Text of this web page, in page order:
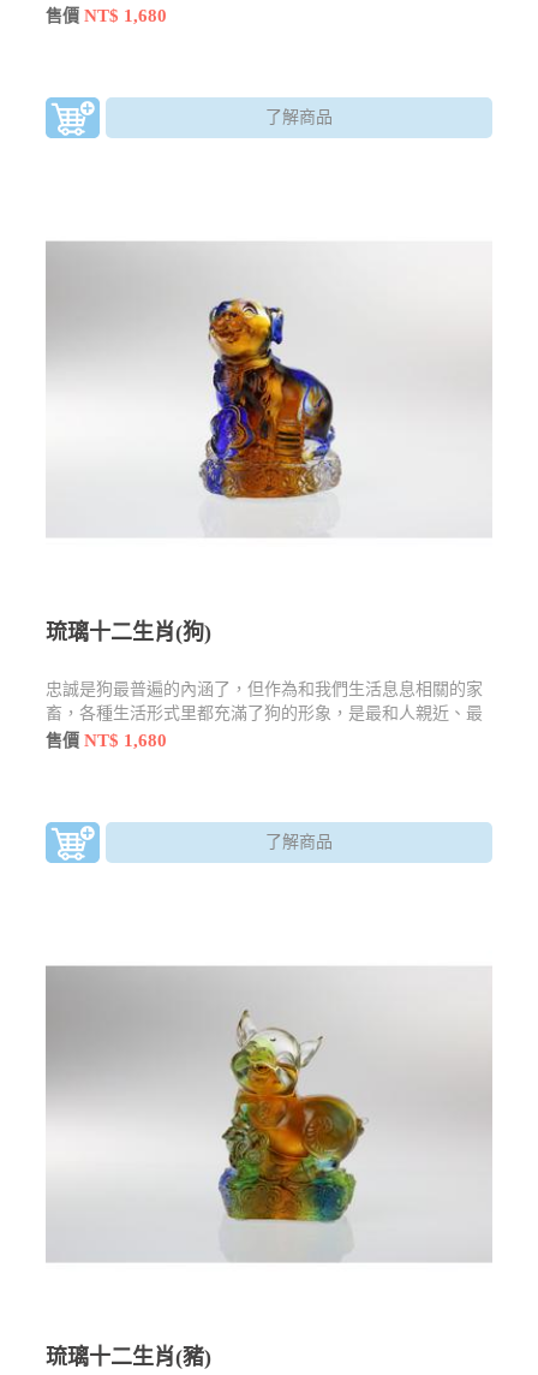
傳承和弘揚，雞的寓意不斷得到豐富。
售價NT$ 1,680
了解商品
琉璃十二生肖(狗)
忠誠是狗最普遍的內涵了，但作為和我們生活息息相關的家
畜，各種生活形式里都充滿了狗的形象，是最和人親近、最
無法被取代的一份子。
售價NT$ 1,680
了解商品
琉璃十二生肖(豬)